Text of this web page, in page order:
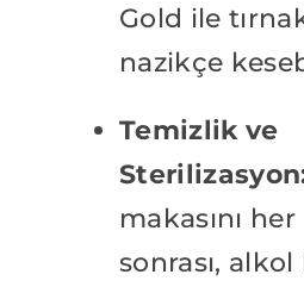
Gold ile
nazikçe
Temizlik ve
makasını
sonrası, alkol